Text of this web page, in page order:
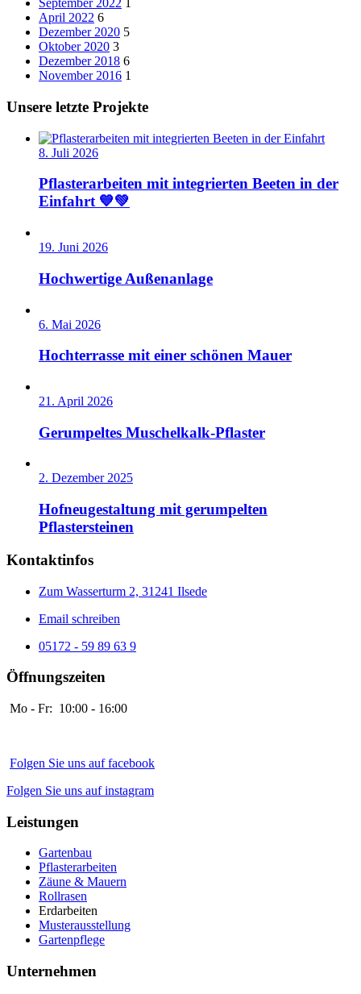
September 2022 1
April 2022 6
Dezember 2020 5
Oktober 2020 3
Dezember 2018 6
November 2016 1
Unsere letzte Projekte
8. Juli 2026
Pflasterarbeiten mit integrierten Beeten in der
Einfahrt 💙💚
19. Juni 2026
Hochwertige Außenanlage
6. Mai 2026
Hochterrasse mit einer schönen Mauer
21. April 2026
Gerumpeltes Muschelkalk-Pflaster
2. Dezember 2025
Hofneugestaltung mit gerumpelten
Pflastersteinen
Kontaktinfos
Zum Wasserturm 2, 31241 Ilsede
Email schreiben
05172 - 59 89 63 9
Öffnungszeiten
Mo - Fr: 10:00 - 16:00
Folgen Sie uns auf facebook
Folgen Sie uns auf instagram
Leistungen
Gartenbau
Pflasterarbeiten
Zäune & Mauern
Rollrasen
Erdarbeiten
Musterausstellung
Gartenpflege
Unternehmen